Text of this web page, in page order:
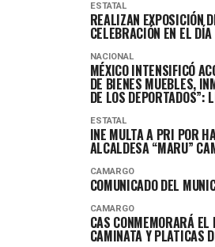
ESTATAL
REALIZAN EXPOSICIÓN
CELEBRACIÓN EN EL
NACIONAL
MÉXICO INTENSIFICÓ
DE BIENES MUEBLES,
DE LOS DEPORTADOS”:
ESTATAL
INE MULTA A PRI POR
ALCALDESA “MARU”
CAMARGO
COMUNICADO DEL
CAMARGO
CAS CONMEMORARÁ
CAMINATA Y PLATICAS